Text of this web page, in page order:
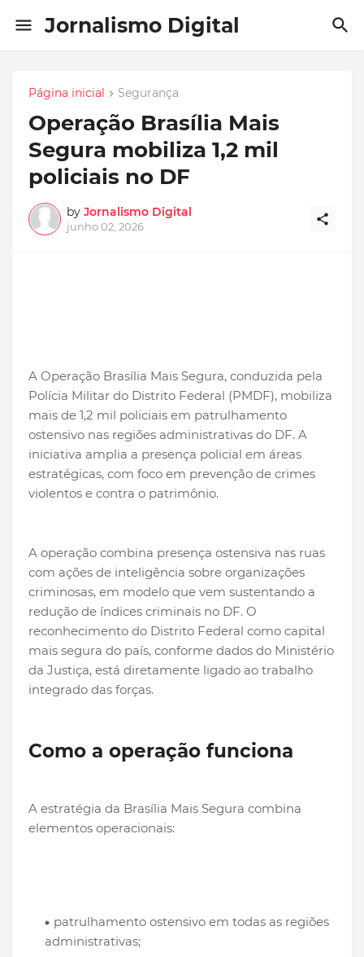
Jornalismo Digital
Página inicial Segurança
Operação Brasília Mais
Segura mobiliza 1,2 mil
policiais no DF
by Jornalismo Digital
junho 02, 2026
A Operação Brasília Mais Segura, conduzida pela
Polícia Militar do Distrito Federal (PMDF), mobiliza
mais de 1,2 mil policiais em patrulhamento
ostensivo nas regiões administrativas do DF. A
iniciativa amplia a presença policial em áreas
estratégicas, com foco em prevenção de crimes
violentos e contra o patrimônio.
A operação combina presença ostensiva nas ruas
com ações de inteligência sobre organizações
criminosas, em modelo que vem sustentando a
redução de índices criminais no DF. O
reconhecimento do Distrito Federal como capital
mais segura do país, conforme dados do Ministério
da Justiça, está diretamente ligado ao trabalho
integrado das forças.
Como a operação funciona
A estratégia da Brasília Mais Segura combina
elementos operacionais:
patrulhamento ostensivo em todas as regiões
administrativas;